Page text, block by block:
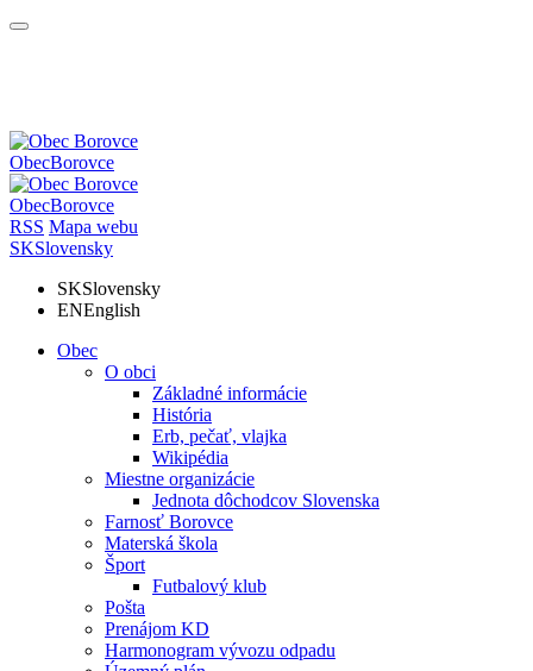
ObecBorovce
ObecBorovce
RSS Mapa webu
SKSlovensky
SKSlovensky
ENEnglish
Obec
O obci
Základné informácie
História
Erb, pečať, vlajka
Wikipédia
Miestne organizácie
Jednota dôchodcov Slovenska
Farnosť Borovce
Materská škola
Šport
Futbalový klub
Pošta
Prenájom KD
Harmonogram vývozu odpadu